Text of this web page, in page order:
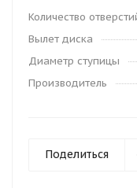
Количество
Вылет диска
Диаметр ступицы
Производитель
Поделиться